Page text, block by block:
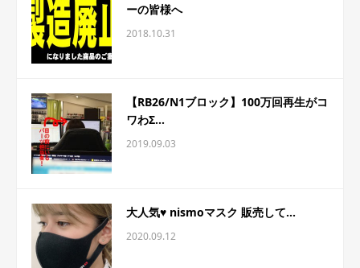
ーの皆様へ
2018.10.31
【RB26/N1ブロック】100万回再生がコ
ワわΣ...
2019.09.03
大人気♥ nismoマスク 販売して...
2020.09.12